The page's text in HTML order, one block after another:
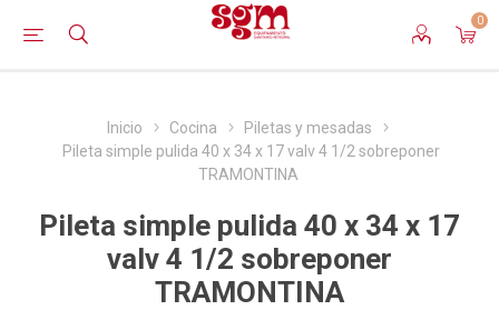
0
Inicio Cocina
Piletas y mesadas
Pileta simple pulida 40 x 34 x 17 valv 4 1/2 sobreponer
TRAMONTINA
Pileta simple pulida 40 x 34 x 17
valv 4 1/2 sobreponer
TRAMONTINA